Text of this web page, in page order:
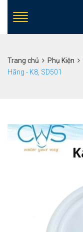
Trang chủ Phụ Kiện
Hãng - K8, SD501